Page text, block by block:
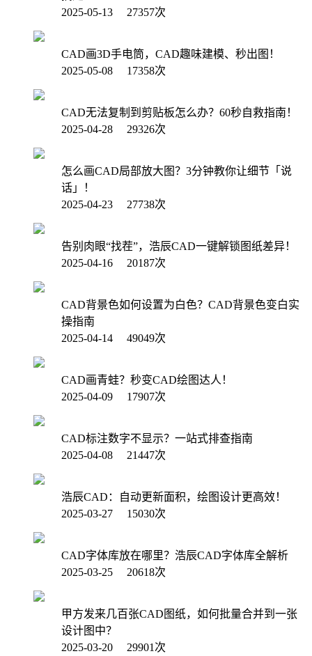
2025-05-13 27357次
CAD画3D手电筒，CAD趣味建模、秒出图！
2025-05-08 17358次
CAD无法复制到剪贴板怎么办？60秒自救指南！
2025-04-28 29326次
怎么画CAD局部放大图？3分钟教你让细节「说
话」！
2025-04-23 27738次
告别肉眼“找茬”，浩辰CAD一键解锁图纸差异！
2025-04-16 20187次
CAD背景色如何设置为白色？CAD背景色变白实
操指南
2025-04-14 49049次
CAD画青蛙？秒变CAD绘图达人！
2025-04-09 17907次
CAD标注数字不显示？一站式排查指南
2025-04-08 21447次
浩辰CAD：自动更新面积，绘图设计更高效！
2025-03-27 15030次
CAD字体库放在哪里？浩辰CAD字体库全解析
2025-03-25 20618次
甲方发来几百张CAD图纸，如何批量合并到一张
设计图中？
2025-03-20 29901次